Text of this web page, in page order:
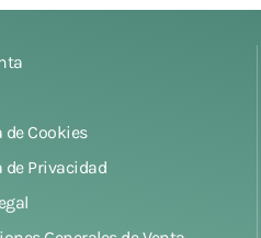
de Cookies
de Privacidad